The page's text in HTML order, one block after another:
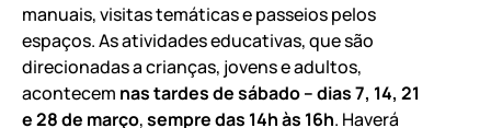
manuais, visitas temáticas e passeios pelos
espaços. As atividades educativas, que são
direcionadas a crianças, jovens e adultos,
acontecem nas tardes de sábado – dias 7, 14, 21
e 28 de março,sempre das 14h às 16h. Haverá